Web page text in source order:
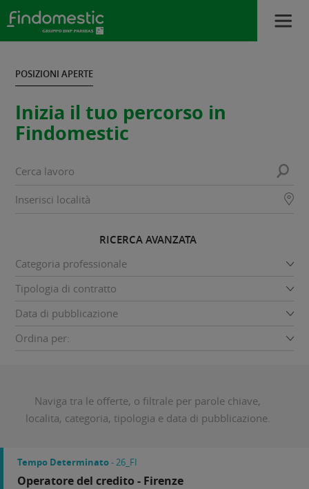
POSIZIONI APERTE
Inizia il tuo percorso in
Findomestic
RICERCA AVANZATA
Categoria professionale
Tipologia di contratto
Data di pubblicazione
Ordina per:
Naviga tra le offerte, o filtrale per parole chiave,
localita, categoria, tipologia e data di pubblicazione.
Tempo Determinato- 26_FI
Operatore del credito - Firenze